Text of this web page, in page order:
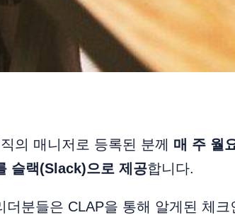
의 매니저로 등록된 분께 매 주 월
슬랙(Slack)으로 제공합니다.
더분들은 CLAP을 통해 알게된 체